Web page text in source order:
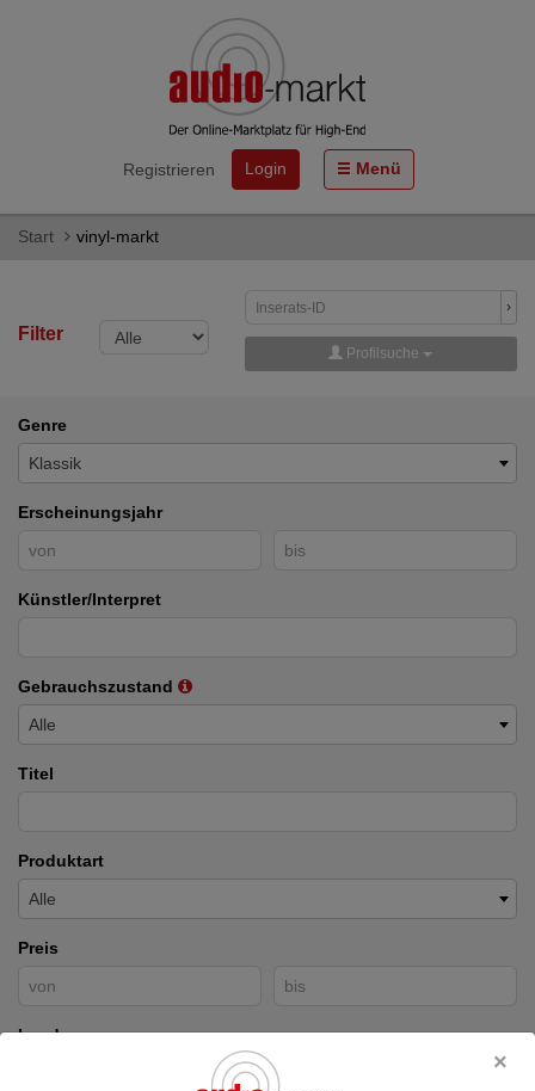
Registrieren Login Menü
Start vinyl-markt
Filter
›
Profilsuche
Genre
Klassik
Erscheinungsjahr
Künstler/Interpret
Gebrauchszustand
Alle
Titel
Produktart
Alle
Preis
Land